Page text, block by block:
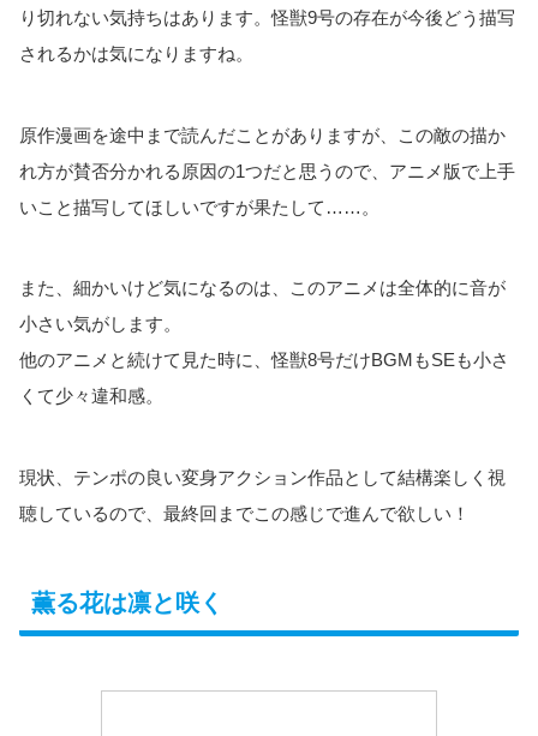
り切れない気持ちはあります。怪獣9号の存在が今後どう描写
されるかは気になりますね。
原作漫画を途中まで読んだことがありますが、この敵の描か
れ方が賛否分かれる原因の1つだと思うので、アニメ版で上手
いこと描写してほしいですが果たして……。
また、細かいけど気になるのは、このアニメは全体的に音が
小さい気がします。
他のアニメと続けて見た時に、怪獣8号だけBGMもSEも小さ
くて少々違和感。
現状、テンポの良い変身アクション作品として結構楽しく視
聴しているので、最終回までこの感じで進んで欲しい！
薫る花は凛と咲く